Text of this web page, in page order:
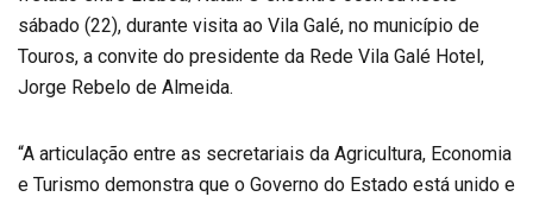
sábado (22), durante visita ao Vila Galé, no município de
Touros, a convite do presidente da Rede Vila Galé Hotel,
Jorge Rebelo de Almeida.
“A articulação entre as secretariais da Agricultura, Economia
e Turismo demonstra que o Governo do Estado está unido e